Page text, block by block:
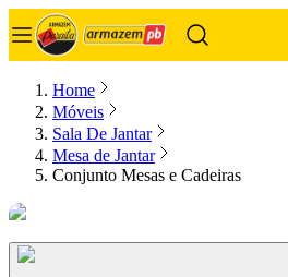
Home
Móveis
Sala De Jantar
Mesa de Jantar
Conjunto Mesas e Cadeiras